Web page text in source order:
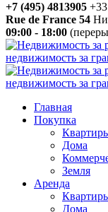
+7 (495) 4813905
Rue de France 54
09:00 - 18:00
Главная
Покупка
Дома
Земля
Аренда
Дома